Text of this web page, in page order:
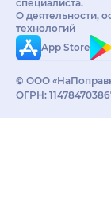
специалиста.
О деятельности,
технологий
App Store
© ООО
ОГРН: